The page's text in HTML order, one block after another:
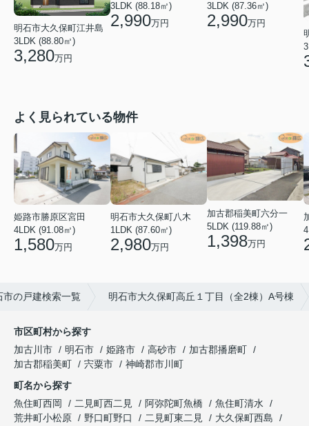
明石市大久保町江井島
3LDK (88.80㎡)
3,280万円
3LDK (88.18㎡)
2,990万円
3LDK (87.36㎡)
2,990万円
よく見られている物件
姫路市勝原区宮田
4LDK (91.08㎡)
1,580万円
明石市大久保町八木
1LDK (87.60㎡)
2,980万円
加古郡稲美町六分一
5LDK (119.88㎡)
1,398万円
市の戸建検索一覧 明石市大久保町高丘１丁目（全2棟）A号棟
市区町村から探す
加古川市
明石市 姫路市 高砂市
加古郡播磨町
加古郡稲美町
宍粟市
神崎郡市川町
町名から探す
魚住町西岡
二見町西二見 阿弥陀町魚橋
魚住町清水
荒井町小松原
野口町野口 二見町東二見
大久保町西島